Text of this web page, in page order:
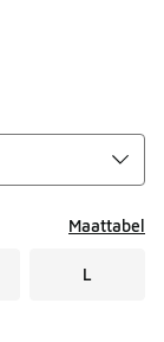
Maattabel
L